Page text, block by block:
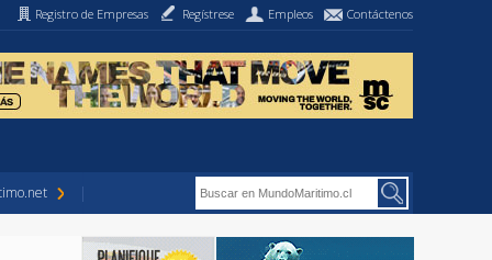
Registro de Empresas Regístrese Empleos Contáctenos